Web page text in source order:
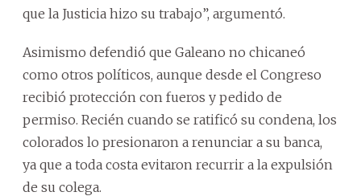
que la Justicia hizo su trabajo”, argumentó.
Asimismo defendió que Galeano no chicaneó
como otros políticos, aunque desde el Congreso
recibió protección con fueros y pedido de
permiso. Recién cuando se ratificó su condena, los
colorados lo presionaron a renunciar a su banca,
ya que a toda costa evitaron recurrir a la expulsión
de su colega.